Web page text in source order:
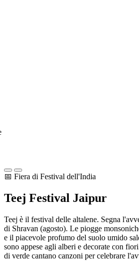
📅 Fiera di Festival dell'India
Teej Festival Jaipur
Teej è il festival delle altalene. Segna
di Shravan (agosto). Le piogge
e il piacevole profumo del suolo umido
sono appese agli alberi e decorate con
di verde cantano canzoni per celebrare